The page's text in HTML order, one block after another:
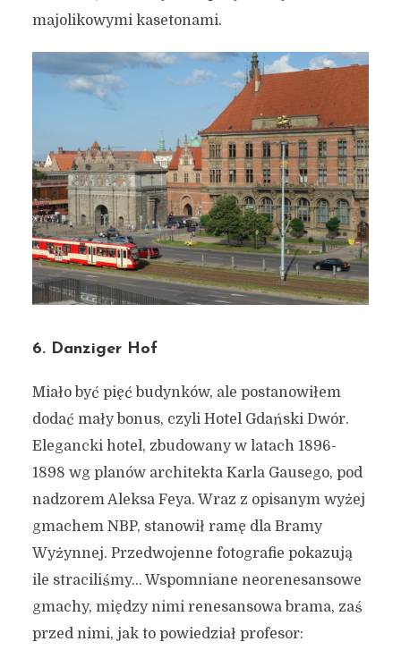
majolikowymi kasetonami.
6. Danziger Hof
Miało być pięć budynków, ale postanowiłem
dodać mały bonus, czyli Hotel Gdański Dwór.
Elegancki hotel, zbudowany w latach 1896-
1898 wg planów architekta Karla Gausego, pod
nadzorem Aleksa Feya. Wraz z opisanym wyżej
gmachem NBP, stanowił ramę dla Bramy
Wyżynnej. Przedwojenne fotografie pokazują
ile straciliśmy… Wspomniane neorenesansowe
gmachy, między nimi renesansowa brama, zaś
przed nimi, jak to powiedział profesor: